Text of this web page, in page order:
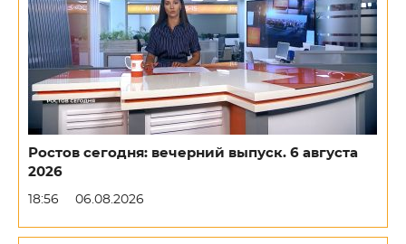
Ростов сегодня: вечерний выпуск. 6 августа
2026
18:56 06.08.2026